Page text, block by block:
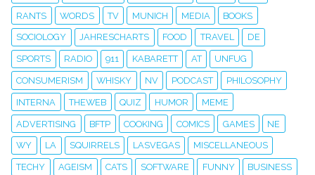
RANTS WORDS TV MUNICH MEDIA BOOKS
SOCIOLOGY JAHRESCHARTS FOOD TRAVEL DE
SPORTS RADIO 911 KABARETT AT UNFUG
CONSUMERISM WHISKY NV PODCAST PHILOSOPHY
INTERNA THEWEB QUIZ HUMOR MEME
ADVERTISING BFTP COOKING COMICS GAMES NE
WY LA SQUIRRELS LASVEGAS MISCELLANEOUS
TECHY AGEISM CATS SOFTWARE FUNNY BUSINESS